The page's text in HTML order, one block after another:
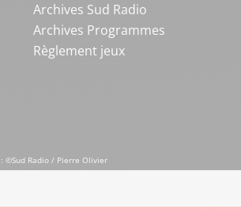
Archives Sud Radio
Archives Programmes
Règlement jeux
©Sud Radio / Pierre Olivier